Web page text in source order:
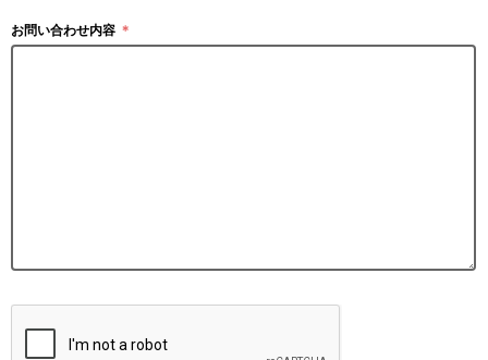
お問い合わせ内容 ＊